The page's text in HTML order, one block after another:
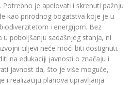
Potrebno je apelovati i skrenuti pažnju
kao prirodnog bogatstva koje je u
i energijom. Bez
u poboljšanju sadašnjeg stanja, ni
ciljevi neće moći biti dostignuti.
na edukaciji javnosti o značaju i
javnost da, što je više moguće,
i realizaciju planova upravljanja